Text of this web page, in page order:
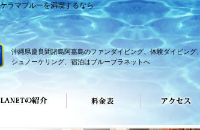
ラマブルーを満喫するなら
沖縄県慶良間諸島阿嘉島のファンダイビング、体験ダイビング、
シュノーケリング、宿泊はブループラネットへ